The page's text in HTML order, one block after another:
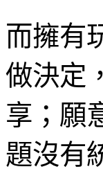
而擁有
做決定
享；願
題沒有